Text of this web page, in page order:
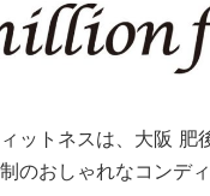
ットネスは、大阪 肥
のおしゃれなコンデ